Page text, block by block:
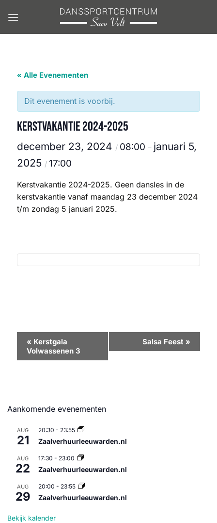
naar
« Alle Evenementen
Dit evenement is voorbij.
Kerstvakantie 2024-2025
december 23, 2024 / 08:00 – januari 5,
2025 / 17:00
Kerstvakantie 2024-2025. Geen dansles in de
kerstvakantie vanaf maandag 23 december 2024
t/m zondag 5 januari 2025.
Evenement
Navigatie
« Kerstgala
Volwassenen 3
Salsa Feest »
Aankomende evenementen
AUG
21
20:30 - 23:55
Zaalverhuurleeuwarden.nl
AUG
22
17:30 - 23:00
Zaalverhuurleeuwarden.nl
AUG
29
20:00 - 23:55
Zaalverhuurleeuwarden.nl
Bekijk kalender